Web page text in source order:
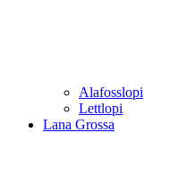
Alafosslopi
Lettlopi
Lana Grossa